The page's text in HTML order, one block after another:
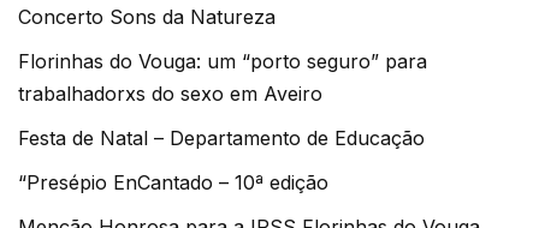
Concerto Sons da Natureza
Florinhas do Vouga: um “porto seguro” para
trabalhadorxs do sexo em Aveiro
Festa de Natal – Departamento de Educação
“Presépio EnCantado – 10ª edição